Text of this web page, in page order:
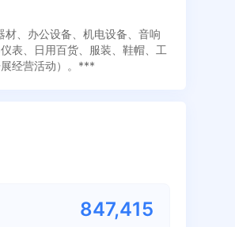
、办公设备、机电设备、音响
表、日用百货、服装、鞋帽、工
经营活动）。***
847,415